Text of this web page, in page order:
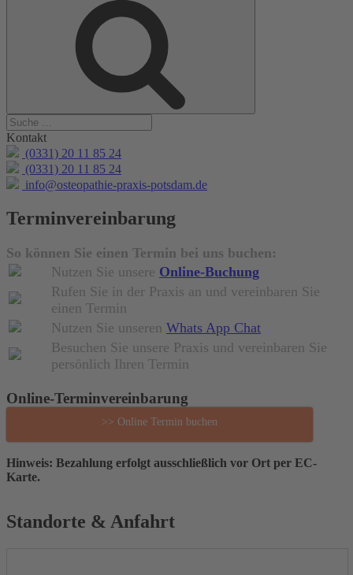
Kontakt
(0331) 20 11 85 24
(0331) 20 11 85 24
info@osteopathie-praxis-potsdam.de
Terminvereinbarung
So können Sie einen Termin bei uns buchen:
Nutzen Sie unsere Online-Buchung
Rufen Sie in der Praxis an und vereinbaren Sie
einen Termin
Nutzen Sie unseren Whats App Chat
Besuchen Sie unsere Praxis und vereinbaren Sie
persönlich Ihren Termin
Online-Terminvereinbarung
>> Online Termin buchen
Hinweis: Bezahlung erfolgt ausschließlich vor Ort per EC-
Karte.
Standorte & Anfahrt